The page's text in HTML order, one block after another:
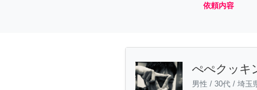
依頼内容
ぺぺクッキ
男性 / 30代 / 埼玉